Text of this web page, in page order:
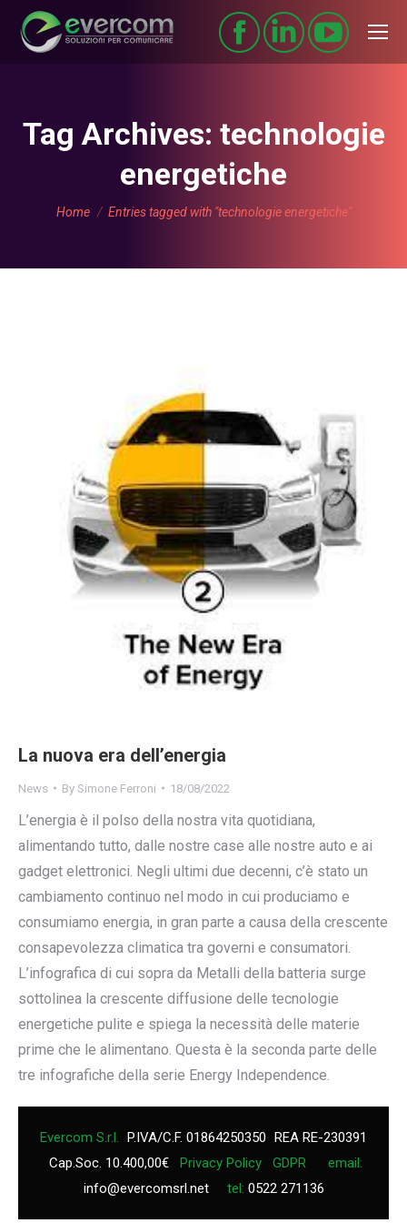
Tag Archives: technologie
energetiche
You are here:
Home Entries tagged with "technologie energetiche"
La nuova era dell’energia
News By Simone Ferroni 18/08/2022
L’energia è il polso della nostra vita quotidiana,
alimentando tutto, dalle nostre case alle nostre auto e ai
gadget elettronici. Negli ultimi due decenni, c’è stato un
cambiamento continuo nel modo in cui produciamo e
consumiamo energia, in gran parte a causa della crescente
consapevolezza climatica tra governi e consumatori.
L’infografica di cui sopra da Metalli della batteria surge
sottolinea la crescente diffusione delle tecnologie
energetiche pulite e spiega la necessità delle materie
prime che le alimentano. Questa è la seconda parte delle
tre infografiche della serie Energy Independence.
Evercom S.r.l. P.IVA/C.F. 01864250350 REA RE-230391
Cap.Soc. 10.400,00€
Privacy Policy GDPR
email:
info@evercomsrl.net
tel: 0522 271136